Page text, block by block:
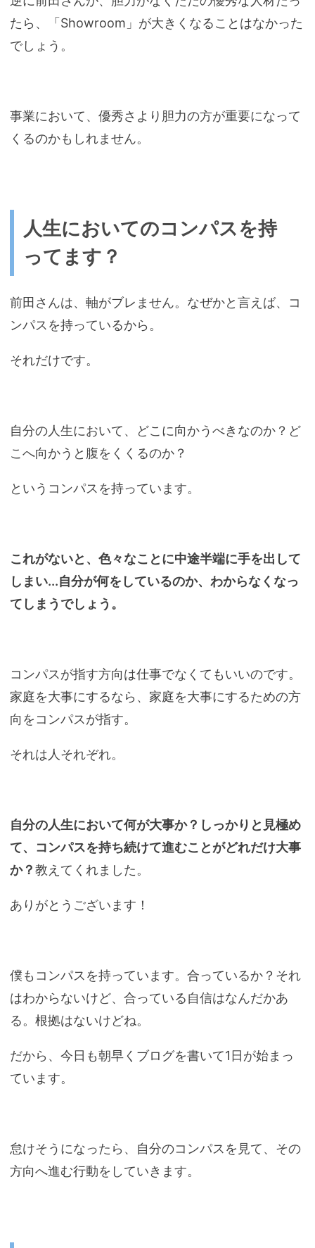
たら、「Showroom」が大きくなることはなかった
でしょう。
事業において、優秀さより胆力の方が重要になって
くるのかもしれません。
人生においてのコンパスを持
ってます？
前田さんは、軸がブレません。なぜかと言えば、コ
ンパスを持っているから。
それだけです。
自分の人生において、どこに向かうべきなのか？ど
こへ向かうと腹をくくるのか？
というコンパスを持っています。
これがないと、色々なことに中途半端に手を出して
しまい...自分が何をしているのか、わからなくなっ
てしまうでしょう。
コンパスが指す方向は仕事でなくてもいいのです。
家庭を大事にするなら、家庭を大事にするための方
向をコンパスが指す。
それは人それぞれ。
自分の人生において何が大事か？しっかりと見極め
て、コンパスを持ち続けて進むことがどれだけ大事
か？教えてくれました。
ありがとうございます！
僕もコンパスを持っています。合っているか？それ
はわからないけど、合っている自信はなんだかあ
る。根拠はないけどね。
だから、今日も朝早くブログを書いて1日が始まっ
ています。
怠けそうになったら、自分のコンパスを見て、その
方向へ進む行動をしていきます。